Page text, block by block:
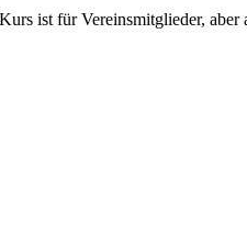
ist für Vereinsmitglieder,